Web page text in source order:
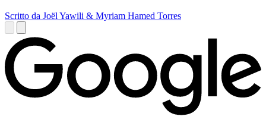
Scritto da Joël Yawili & Myriam Hamed Torres